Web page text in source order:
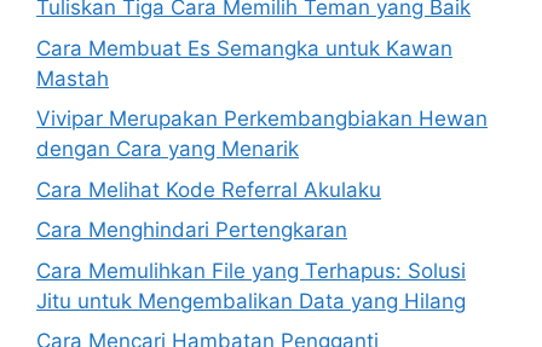
Tuliskan Tiga Cara Memilih Teman yang Baik
Cara Membuat Es Semangka untuk Kawan
Mastah
Vivipar Merupakan Perkembangbiakan Hewan
dengan Cara yang Menarik
Cara Melihat Kode Referral Akulaku
Cara Menghindari Pertengkaran
Cara Memulihkan File yang Terhapus: Solusi
Jitu untuk Mengembalikan Data yang Hilang
Cara Mencari Hambatan Pengganti